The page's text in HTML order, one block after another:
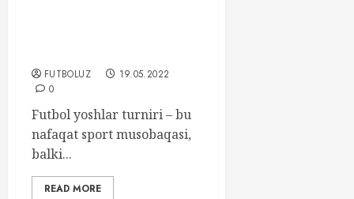
FUTBOLUZ
19.05.2022
0
Futbol yoshlar turniri – bu
nafaqat sport musobaqasi,
balki...
READ MORE